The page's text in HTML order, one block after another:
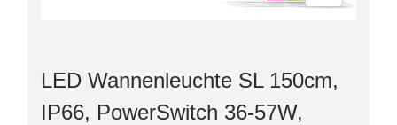
LED Wannenleuchte SL 150cm,
IP66, PowerSwitch 36-57W,